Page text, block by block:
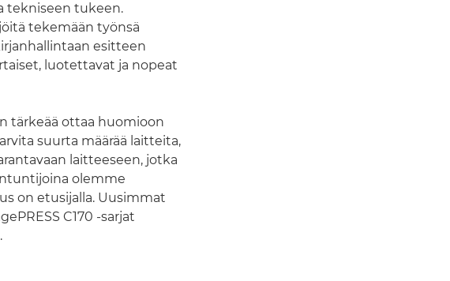
tekniseen tukeen.
tekemään työnsä
esitteen
luotettavat ja nopeat
tärkeää ottaa huomioon
suurta määrää laitteita,
laitteeseen, jotka
olemme
on etusijalla. Uusimmat
C170 -sarjat